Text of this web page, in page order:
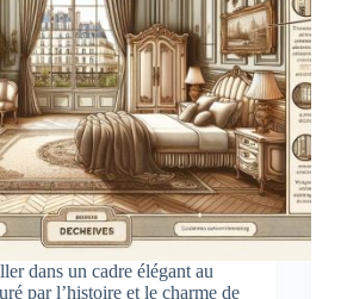
dans un cadre élégant au
par l’histoire et le charme de